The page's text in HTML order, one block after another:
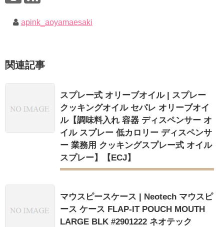
apink_aoyamaesaki
関連記事
スプレー式 オリーブオイル | スプレー
クッキングオイル セパレ オリーブオイ
ル【調味料入れ 容器 ディスペンサー オ
イル スプレー 低カロリー ディスペンサ
ー 業務用 クッキングスプレー式 オイル
スプレー】【ECJ】
マウスピースケース | Neotech マウスピ
ース ケース FLAP-IT POUCH MOUTH
LARGE BLK #2901222 ネオテック